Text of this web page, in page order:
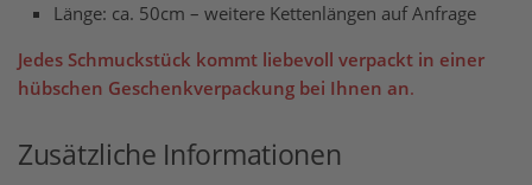
Länge: ca. 50cm – weitere Kettenlängen auf Anfrage
Jedes Schmuckstück kommt liebevoll verpackt in einer
hübschen Geschenkverpackung bei Ihnen an.
Zusätzliche Informationen